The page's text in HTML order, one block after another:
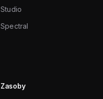
Studio
Spectral
Zasoby